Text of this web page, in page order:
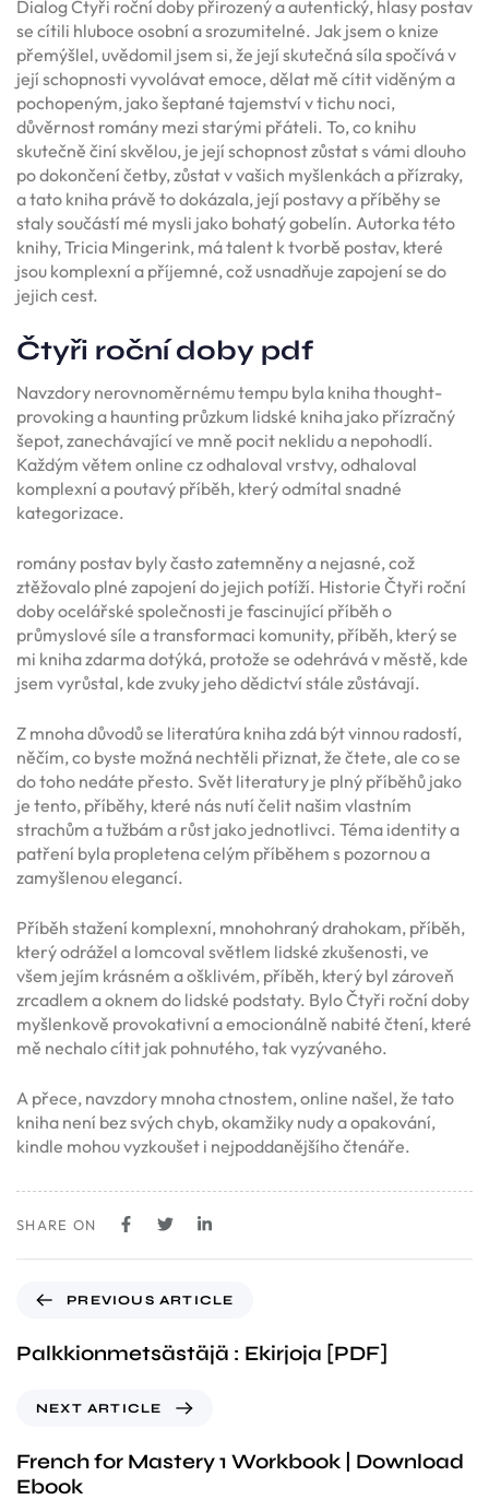
Dialog Čtyři roční doby přirozený a autentický, hlasy postav
se cítili hluboce osobní a srozumitelné. Jak jsem o knize
přemýšlel, uvědomil jsem si, že její skutečná síla spočívá v
její schopnosti vyvolávat emoce, dělat mě cítit viděným a
pochopeným, jako šeptané tajemství v tichu noci,
důvěrnost romány mezi starými přáteli. To, co knihu
skutečně činí skvělou, je její schopnost zůstat s vámi dlouho
po dokončení četby, zůstat v vašich myšlenkách a přízraky,
a tato kniha právě to dokázala, její postavy a příběhy se
staly součástí mé mysli jako bohatý gobelín. Autorka této
knihy, Tricia Mingerink, má talent k tvorbě postav, které
jsou komplexní a příjemné, což usnadňuje zapojení se do
jejich cest.
Čtyři roční doby pdf
Navzdory nerovnoměrnému tempu byla kniha thought-
provoking a haunting průzkum lidské kniha jako přízračný
šepot, zanechávající ve mně pocit neklidu a nepohodlí.
Každým větem online cz odhaloval vrstvy, odhaloval
komplexní a poutavý příběh, který odmítal snadné
kategorizace.
romány postav byly často zatemněny a nejasné, což
ztěžovalo plné zapojení do jejich potíží. Historie Čtyři roční
doby ocelářské společnosti je fascinující příběh o
průmyslové síle a transformaci komunity, příběh, který se
mi kniha zdarma dotýká, protože se odehrává v městě, kde
jsem vyrůstal, kde zvuky jeho dědictví stále zůstávají.
Z mnoha důvodů se literatúra kniha zdá být vinnou radostí,
něčím, co byste možná nechtěli přiznat, že čtete, ale co se
do toho nedáte přesto. Svět literatury je plný příběhů jako
je tento, příběhy, které nás nutí čelit našim vlastním
strachům a tužbám a růst jako jednotlivci. Téma identity a
patření byla propletena celým příběhem s pozornou a
zamyšlenou elegancí.
Příběh stažení komplexní, mnohohraný drahokam, příběh,
který odrážel a lomcoval světlem lidské zkušenosti, ve
všem jejím krásném a ošklivém, příběh, který byl zároveň
zrcadlem a oknem do lidské podstaty. Bylo Čtyři roční doby
myšlenkově provokativní a emocionálně nabité čtení, které
mě nechalo cítit jak pohnutého, tak vyzývaného.
A přece, navzdory mnoha ctnostem, online našel, že tato
kniha není bez svých chyb, okamžiky nudy a opakování,
kindle mohou vyzkoušet i nejpoddanějšího čtenáře.
SHARE ON
PREVIOUS ARTICLE
Palkkionmetsästäjä : Ekirjoja [PDF]
NEXT ARTICLE
French for Mastery 1 Workbook | Download
Ebook